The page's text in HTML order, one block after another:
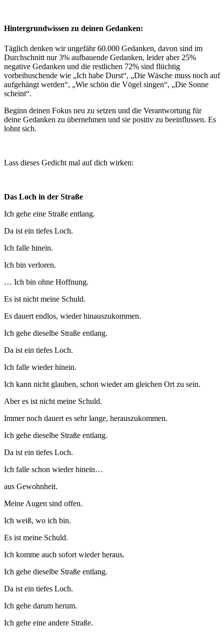
Hintergrundwissen zu deinen Gedanken:
Täglich denken wir ungefähr 60.000 Gedanken, davon sind im
Durchschnitt nur 3% aufbauende Gedanken, leider aber 25%
negative Gedanken und die restlichen 72% sind flüchtig
vorbeihuschende wie „Ich habe Durst“, „Die Wäsche muss noch auf
aufgehängt werden“, „Wie schön die Vögel singen“, „Die Sonne
scheint“.
Beginn deinen Fokus neu zu setzen und die Verantwortung für
deine Gedanken zu übernehmen und sie positiv zu beeinflussen. Es
lohnt sich.
Lass dieses Gedicht mal auf dich wirken:
Das Loch in der Straße
Ich gehe eine Straße entlang.
Da ist ein tiefes Loch.
Ich falle hinein.
Ich bin verloren.
… Ich bin ohne Hoffnung.
Es ist nicht meine Schuld.
Es dauert endlos, wieder hinauszukommen.
Ich gehe dieselbe Straße entlang.
Da ist ein tiefes Loch.
Ich falle wieder hinein.
Ich kann nicht glauben, schon wieder am gleichen Ort zu sein.
Aber es ist nicht meine Schuld.
Immer noch dauert es sehr lange, herauszukommen.
Ich gehe dieselbe Straße entlang.
Da ist ein tiefes Loch.
Ich falle schon wieder hinein…
aus Gewohnheit.
Meine Augen sind offen.
Ich weiß, wo ich bin.
Es ist meine Schuld.
Ich komme auch sofort wieder heraus.
Ich gehe dieselbe Straße entlang.
Da ist ein tiefes Loch.
Ich gehe darum herum.
Ich gehe eine andere Straße.